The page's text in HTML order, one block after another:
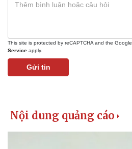
This site is protected by reCAPTCHA and the Google
Service apply.
Gửi tin